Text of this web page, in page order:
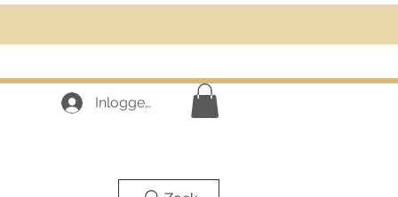
Inloggen